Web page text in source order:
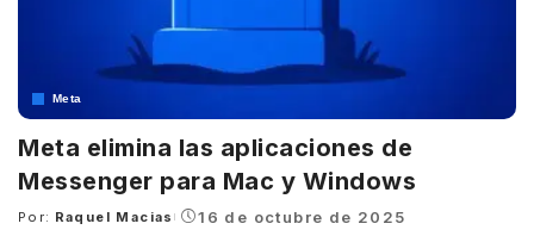
Meta
Meta elimina las aplicaciones de
Messenger para Mac y Windows
Posted
Por: Raquel Macias 16 de octubre de 2025